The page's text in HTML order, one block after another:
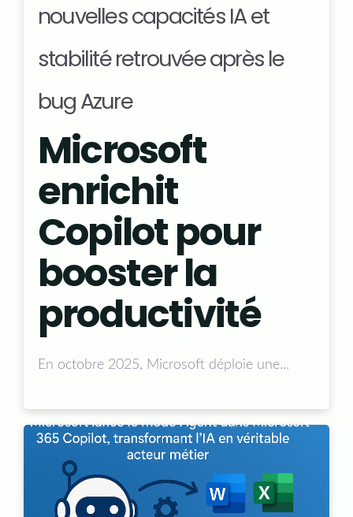
nouvelles capacités IA et
stabilité retrouvée après le
bug Azure
Microsoft
enrichit
Copilot pour
booster la
productivité
En octobre 2025, Microsoft déploie une...